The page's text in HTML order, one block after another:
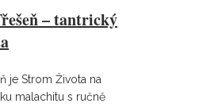
– tantrický
je Strom Života na
malachitu s ručně